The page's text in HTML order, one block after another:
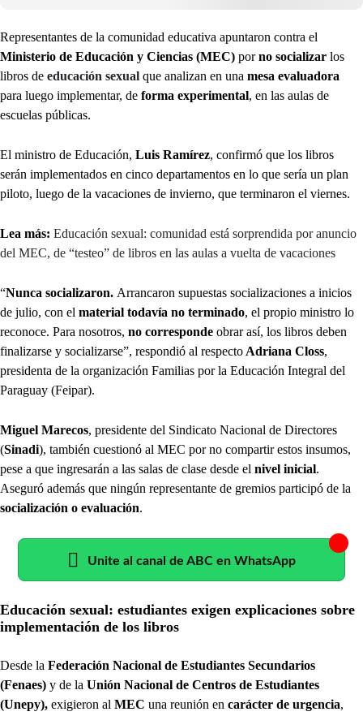
Representantes de la comunidad educativa apuntaron contra el
Ministerio de Educación y Ciencias (MEC) porno socializar los
libros de educación sexual que analizan en una mesa evaluadora
para luego implementar, de forma experimental, en las aulas de
escuelas públicas.
El ministro de Educación, Luis Ramírez, confirmó que los libros
serán implementados en cinco departamentos en lo que sería un plan
piloto, luego de la vacaciones de invierno, que terminaron el viernes.
Lea más: Educación sexual: comunidad está sorprendida por anuncio
del MEC, de “testeo” de libros en las aulas a vuelta de vacaciones
“Nunca socializaron. Arrancaron supuestas socializaciones a inicios
de julio, con el material todavía no terminado, el propio ministro lo
reconoce. Para nosotros, no corresponde obrar así, los libros deben
finalizarse y socializarse”, respondió al respecto Adriana Closs,
presidenta de la organización Familias por la Educación Integral del
Paraguay (Feipar).
Miguel Marecos, presidente del Sindicato Nacional de Directores
(Sinadi), también cuestionó al MEC por no compartir estos insumos,
pese a que ingresarán a las salas de clase desde el nivel inicial.
Aseguró además que ningún representante de gremios participó de la
socialización o evaluación.
Unite al canal de ABC en WhatsApp
Educación sexual: estudiantes exigen explicaciones sobre
implementación de los libros
Desde la Federación Nacional de Estudiantes Secundarios
(Fenaes) y de la Unión Nacional de Centros de Estudiantes
(Unepy), exigieron al MEC una reunión en carácter de urgencia,